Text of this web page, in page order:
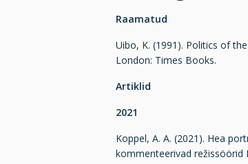
Raamatud
Uibo, K. (1991). Politics of
London: Times Books.
Artiklid
2021
Koppel, A. A. (2021). Hea
kommenteerivad režissöörid